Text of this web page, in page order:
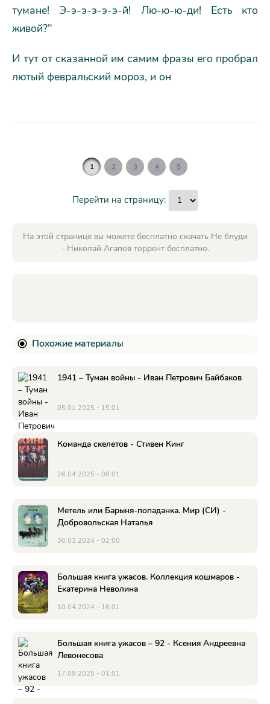
тумане! Э-э-э-э-э-э-й! Лю-ю-ю-ди! Есть кто
живой?"
И тут от сказанной им самим фразы его пробрал
лютый февральский мороз, и он
1 2 3 4 5
Перейти на страницу:
На этой странице вы можете бесплатно скачать Не блуди
- Николай Агапов торрент бесплатно.
Похожие материалы
1941 – Туман войны - Иван Петрович Байбаков
05.01.2025 - 15:01
Команда скелетов - Стивен Кинг
26.04.2025 - 08:01
Метель или Барыня-попаданка. Мир (СИ) -
Добровольская Наталья
30.03.2024 - 02:00
Большая книга ужасов. Коллекция кошмаров -
Екатерина Неволина
10.04.2024 - 16:01
Большая книга ужасов – 92 - Ксения Андреевна
Левонесова
17.09.2025 - 01:01